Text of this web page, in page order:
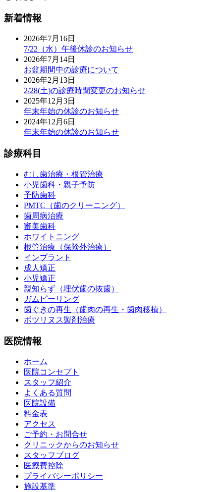
新着情報
2026年7月16日
7/22（水）午後休診のお知らせ
2026年7月14日
お盆期間中の診療について
2026年2月13日
2/28(土)の診療時間変更のお知らせ
2025年12月3日
年末年始の休診のお知らせ
2024年12月6日
年末年始の休診のお知らせ
診療科目
むし歯治療・根管治療
小児歯科・親子予防
予防歯科
PMTC（歯のクリーニング）
歯周病治療
審美歯科
ホワイトニング
根管治療（保険外治療）
インプラント
成人矯正
小児矯正
親知らず（埋伏歯の抜歯）
ガムピーリング
歯ぐきの再生（歯肉の再生・歯肉移植）
ボツリヌス製剤治療
医院情報
ホーム
医院コンセプト
スタッフ紹介
よくある質問
医院設備
料金表
アクセス
ご予約・お問合せ
クリニックからのお知らせ
スタッフブログ
医療費控除
プライバシーポリシー
施設基準